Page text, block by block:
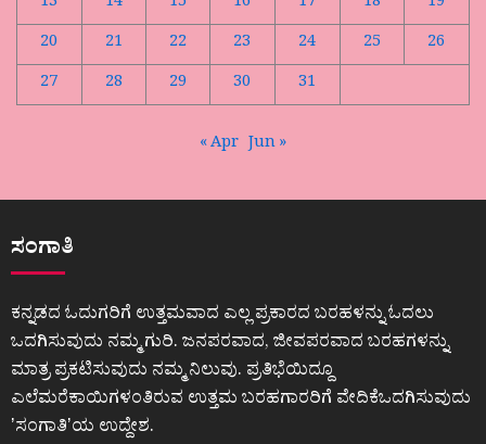
20
21 22 23 24 25
26
27
28 29 30 31
« Apr Jun »
ಸಂಗಾತಿ
ಕನ್ನಡದ ಓದುಗರಿಗೆ ಉತ್ತಮವಾದ ಎಲ್ಲ ಪ್ರಕಾರದ ಬರಹಳನ್ನು ಓದಲು
ಒದಗಿಸುವುದು ನಮ್ಮ ಗುರಿ. ಜನಪರವಾದ, ಜೀವಪರವಾದ ಬರಹಗಳನ್ನು
ಮಾತ್ರ ಪ್ರಕಟಿಸುವುದು ನಮ್ಮ ನಿಲುವು. ಪ್ರತಿಭೆಯಿದ್ದೂ
ಎಲೆಮರೆಕಾಯಿಗಳಂತಿರುವ ಉತ್ತಮ ಬರಹಗಾರರಿಗೆ ವೇದಿಕೆಒದಗಿಸುವುದು
ʼಸಂಗಾತಿʼಯ ಉದ್ದೇಶ.